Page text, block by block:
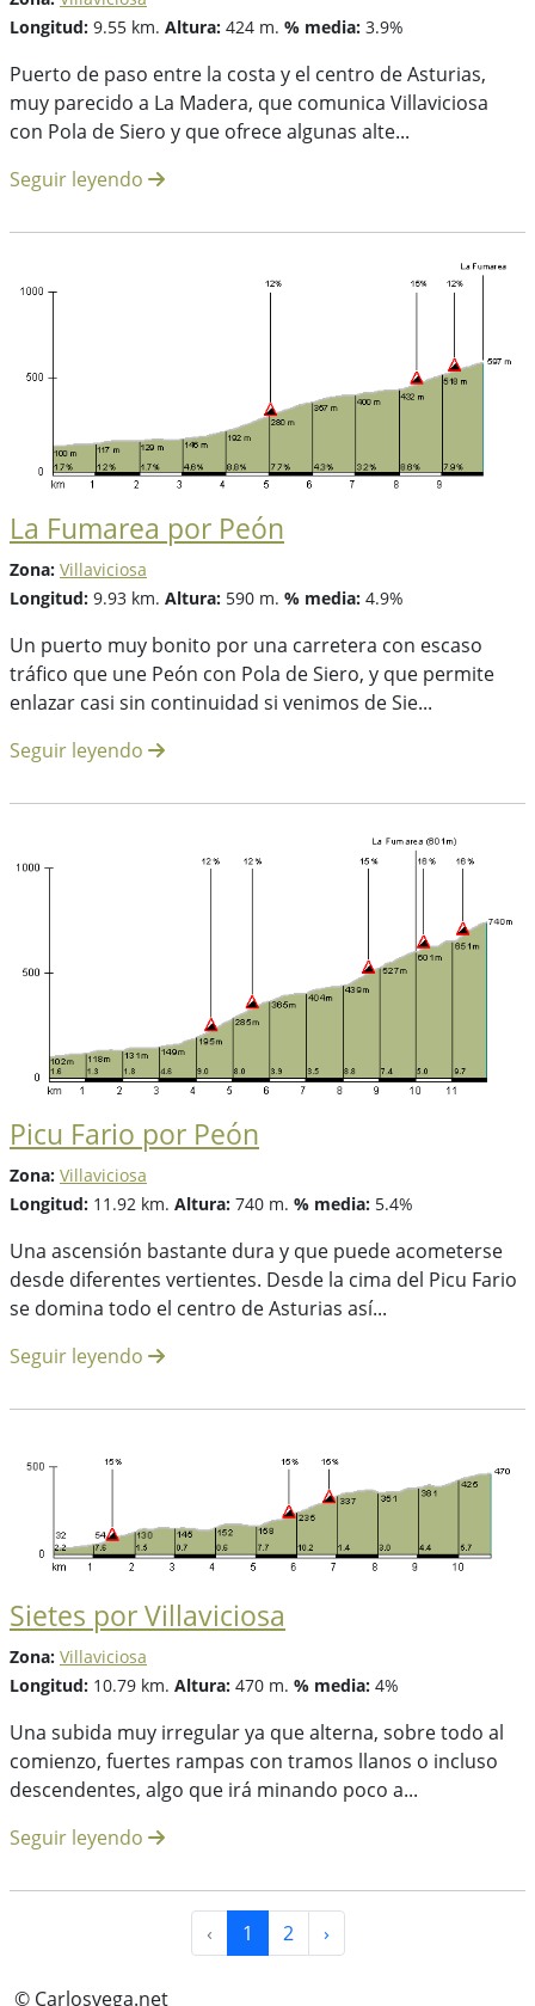
Longitud: 9.55 km. Altura: 424 m. % media: 3.9%
Puerto de paso entre la costa y el centro de Asturias,
muy parecido a La Madera, que comunica Villaviciosa
con Pola de Siero y que ofrece algunas alte...
Seguir leyendo
La Fumarea por Peón
Zona: Villaviciosa
Longitud: 9.93 km. Altura: 590 m. % media: 4.9%
Un puerto muy bonito por una carretera con escaso
tráfico que une Peón con Pola de Siero, y que permite
enlazar casi sin continuidad si venimos de Sie...
Seguir leyendo
Picu Fario por Peón
Zona: Villaviciosa
Longitud: 11.92 km. Altura: 740 m. % media: 5.4%
Una ascensión bastante dura y que puede acometerse
desde diferentes vertientes. Desde la cima del Picu Fario
se domina todo el centro de Asturias así...
Seguir leyendo
Sietes por Villaviciosa
Zona: Villaviciosa
Longitud: 10.79 km. Altura: 470 m. % media: 4%
Una subida muy irregular ya que alterna, sobre todo al
comienzo, fuertes rampas con tramos llanos o incluso
descendentes, algo que irá minando poco a...
Seguir leyendo
‹ 1 2 ›
© Carlosvega.net